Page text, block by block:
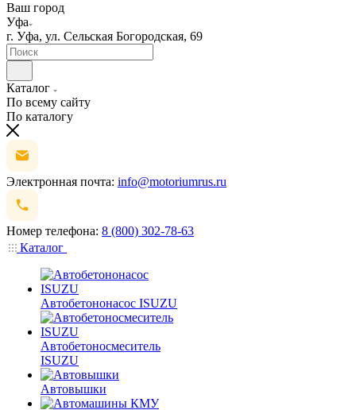
Ваш город
Уфа
г. Уфа, ул. Сельская Богородская, 69
Каталог
По всему сайту
По каталогу
Электронная почта: info@motoriumrus.ru
Номер телефона: 8 (800) 302-78-63
Каталог
Автобетононасос ISUZU
Автобетоносмеситель
ISUZU
Автовышки